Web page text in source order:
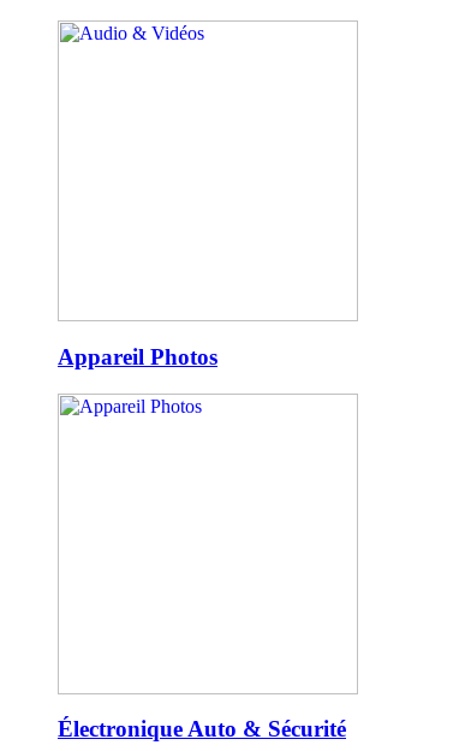
Appareil Photos
Électronique Auto & Sécurité